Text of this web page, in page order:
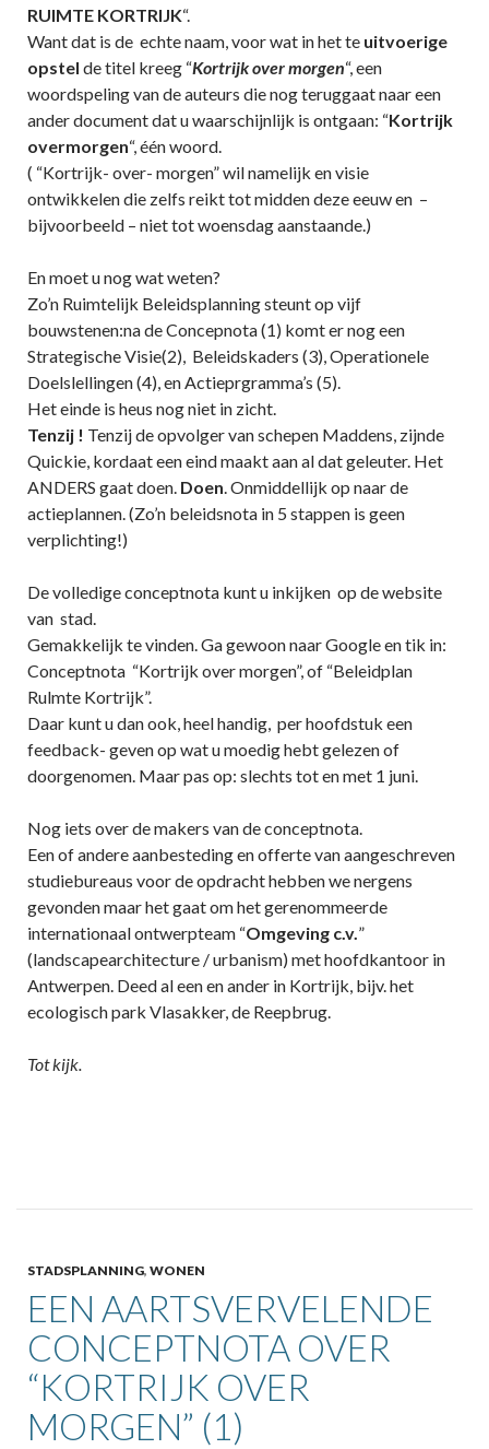
RUIMTE KORTRIJK“.
Want dat is de echte naam, voor wat in het te uitvoerige
opstel de titel kreeg “Kortrijk over morgen“, een
woordspeling van de auteurs die nog teruggaat naar een
ander document dat u waarschijnlijk is ontgaan: “Kortrijk
overmorgen“, één woord.
( “Kortrijk- over- morgen” wil namelijk en visie
ontwikkelen die zelfs reikt tot midden deze eeuw en –
bijvoorbeeld – niet tot woensdag aanstaande.)
En moet u nog wat weten?
Zo’n Ruimtelijk Beleidsplanning steunt op vijf
bouwstenen:na de Concepnota (1) komt er nog een
Strategische Visie(2), Beleidskaders (3), Operationele
Doelslellingen (4), en Actieprgramma’s (5).
Het einde is heus nog niet in zicht.
Tenzij ! Tenzij de opvolger van schepen Maddens, zijnde
Quickie, kordaat een eind maakt aan al dat geleuter. Het
ANDERS gaat doen. Doen. Onmiddellijk op naar de
actieplannen. (Zo’n beleidsnota in 5 stappen is geen
verplichting!)
De volledige conceptnota kunt u inkijken op de website
van stad.
Gemakkelijk te vinden. Ga gewoon naar Google en tik in:
Conceptnota “Kortrijk over morgen”, of “Beleidplan
Rulmte Kortrijk”.
Daar kunt u dan ook, heel handig, per hoofdstuk een
feedback- geven op wat u moedig hebt gelezen of
doorgenomen. Maar pas op: slechts tot en met 1 juni.
Nog iets over de makers van de conceptnota.
Een of andere aanbesteding en offerte van aangeschreven
studiebureaus voor de opdracht hebben we nergens
gevonden maar het gaat om het gerenommeerde
internationaal ontwerpteam “Omgeving c.v.”
(landscapearchitecture / urbanism) met hoofdkantoor in
Antwerpen. Deed al een en ander in Kortrijk, bijv. het
ecologisch park Vlasakker, de Reepbrug.
Tot kijk.
STADSPLANNING, WONEN
EEN AARTSVERVELENDE
CONCEPTNOTA OVER
“KORTRIJK OVER
MORGEN” (1)